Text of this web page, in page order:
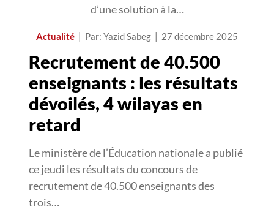
d’une solution à la…
Actualité | Par: Yazid Sabeg | 27 décembre 2025
Recrutement de 40.500
enseignants : les résultats
dévoilés, 4 wilayas en
retard
Le ministère de l’Éducation nationale a publié
ce jeudi les résultats du concours de
recrutement de 40.500 enseignants des
trois…